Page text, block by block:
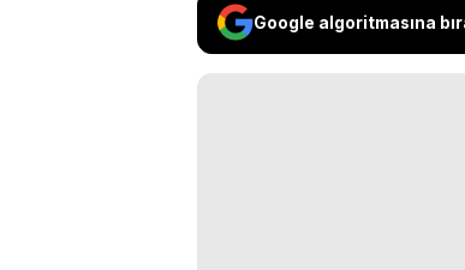
Google algoritmasına